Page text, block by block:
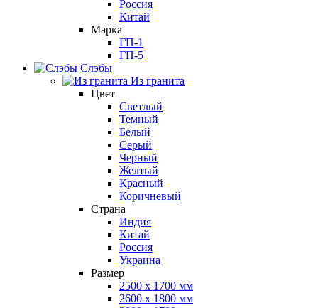
Россия
Китай
Марка
ГП-1
ГП-5
Слэбы
Из гранита
Цвет
Светлый
Темный
Белый
Серый
Черный
Желтый
Красный
Коричневый
Страна
Индия
Китай
Россия
Украина
Размер
2500 x 1700 мм
2600 x 1800 мм